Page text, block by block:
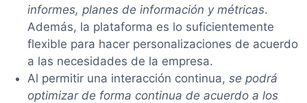
informes, planes de información y métricas.
Además, la plataforma es lo suficientemente
flexible para hacer personalizaciones de acuerdo
a las necesidades de la empresa.
Al permitir una interacción continua, se podrá
optimizar de forma continua de acuerdo a los